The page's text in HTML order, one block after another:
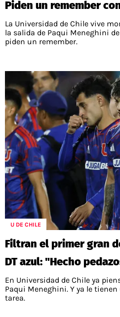
PALESTINO
UNION ESPAÑOLA
GUÍAS
CÓDIGOS
APUESTA DEL DÍA
COPA LIBERTADORES
PREMIER LEAGUE
CHAMPIONS LEAGUE
EUROPA LEAGUE
SERIE A
LA LIGA
CHILENOS POR EL MUNDO
DARIO OSORIO
DAMIAN PIZARRO
MERCADO DE FICHAJES
ELIMINATORIAS CONMEBOL
FEMENINO
QUIENES SOMOS
STAFF
TÉRMINOS Y CONDICIONES
AGENDA
POLÍTICAS DE PRIVACIDAD
POLÍTICA EDITORIAL
PUBLICIDAD / ADS
CONTACTO
AD CHOICES
ENTREVISTAS
Piden un remember
La Universidad de Chile vive
la salida de Paqui Meneghini
piden un remember.
U DE CHILE
Filtran el primer gran
DT azul: "Hecho
En Universidad de Chile ya
Paqui Meneghini. Y ya le
tarea.